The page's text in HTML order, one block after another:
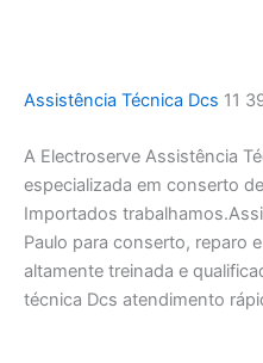
Assistência Técnica Dcs 11
A Electroserve Assistência
especializada em conserto
Importados
Paulo para conserto, reparo
altamente treinada e
técnica Dcs atendimento